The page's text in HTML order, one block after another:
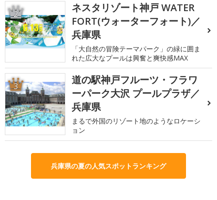
2
ネスタリゾート神戸 WATER
FORT(ウォーターフォート)／
兵庫県
「大自然の冒険テーマパーク」の緑に囲ま
れた広大なプールは興奮と爽快感MAX
3
道の駅神戸フルーツ・フラワ
ーパーク大沢 プールプラザ／
兵庫県
まるで外国のリゾート地のようなロケーシ
ョン
兵庫県の夏の人気スポットランキング